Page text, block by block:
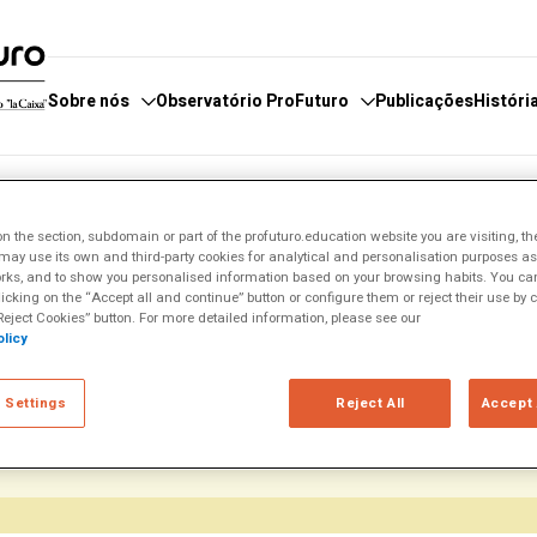
Sobre nós
Denúncias
Observatório ProFuturo
Categorias
Enfoques
Competências XXI
Experiências Inspiradoras
Publicações
Recursos para estudantes Recursos para
a certeza de que a colaboração com outras entidades
aberto, que compartilha conhecimentos e experiências e
para conseguir um maior alcance. Este espírito de
nossos conteúdos para crianças e organizações com
the section, subdomain or part of the profuturo.education website you are visiting,
use its own and third-party cookies for analytical and personalisation purposes
and to show you personalised information based on your browsing habits. You
on the “Accept all and continue” button or configure them or reject their use by
Cookies” button. For more detailed information, please see our
Settings Reject All Accept